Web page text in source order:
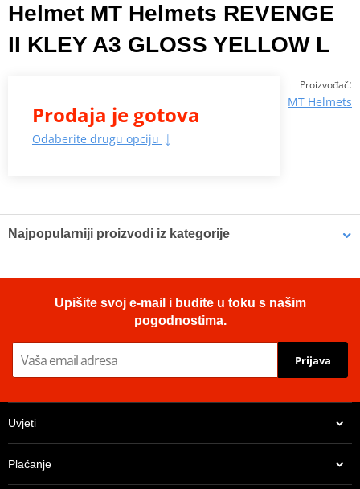
Helmet MT Helmets REVENGE
II KLEY A3 GLOSS YELLOW L
Proizvođač:
MT Helmets
Prodaja je gotova
Odaberite drugu opciju
Najpopularniji proizvodi iz kategorije
Upišite svoj e-mail i budite u toku s našim
pogodnostima.
Prijava
Uvjeti
Plaćanje